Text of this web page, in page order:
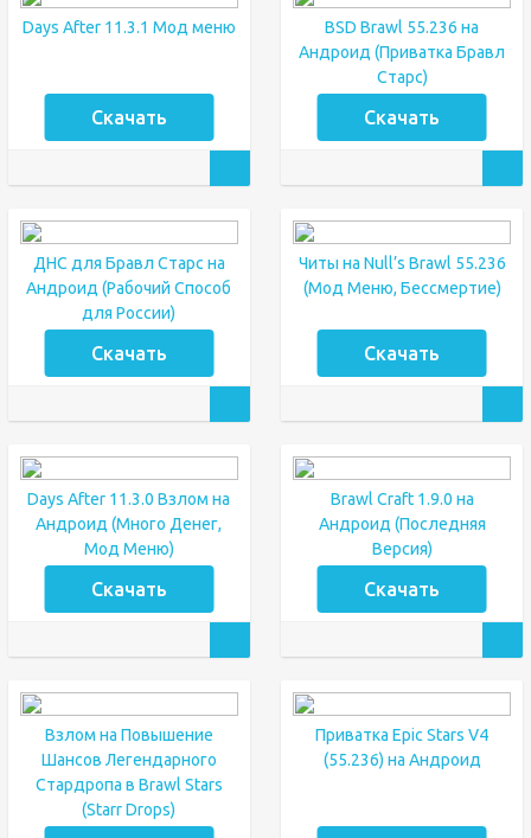
Days After 11.3.1 Мод меню
Скачать
BSD Brawl 55.236 на
Андроид (Приватка Бравл
Старс)
Скачать
ДНС для Бравл Старс на
Андроид (Рабочий Способ
для России)
Скачать
Читы на Null’s Brawl 55.236
(Мод Меню, Бессмертие)
Скачать
Days After 11.3.0 Взлом на
Андроид (Много Денег,
Мод Меню)
Скачать
Brawl Craft 1.9.0 на
Андроид (Последняя
Версия)
Скачать
Взлом на Повышение
Шансов Легендарного
Стардропа в Brawl Stars
(Starr Drops)
Приватка Epic Stars V4
(55.236) на Андроид